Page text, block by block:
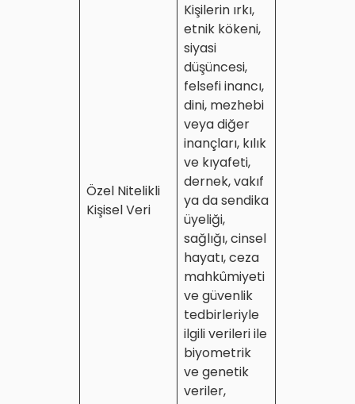
Özel Nitelikli
Kişisel Veri
Kişilerin ırkı,
etnik kökeni,
siyasi
düşüncesi,
felsefi inancı,
dini, mezhebi
veya diğer
inançları, kılık
ve kıyafeti,
dernek, vakıf
ya da sendika
üyeliği,
sağlığı, cinsel
hayatı, ceza
mahkûmiyeti
ve güvenlik
tedbirleriyle
ilgili verileri ile
biyometrik
ve genetik
veriler,